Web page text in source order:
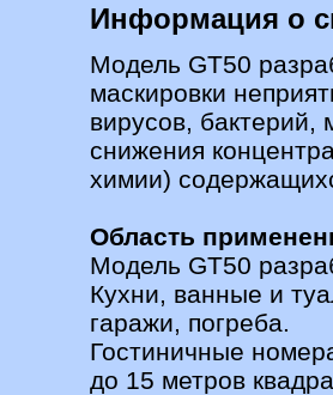
Информация о
Модель GT50
маскировки
вирусов, бактерий,
снижения
химии)
Область
Модель GT50
Кухни, ванные и
гаражи, погреба.
Гостиничные
до 15 метров